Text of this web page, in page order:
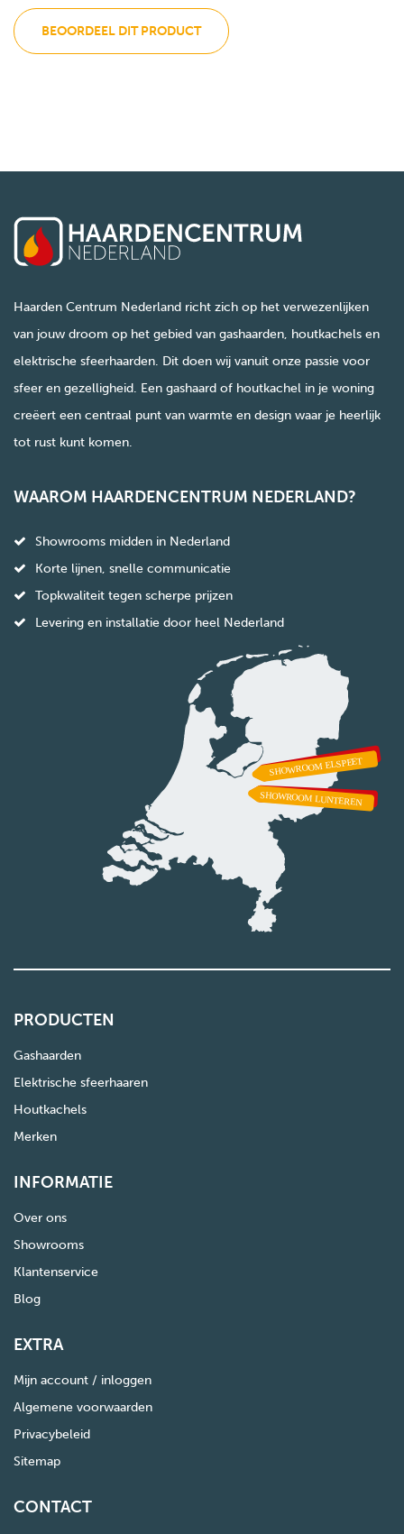
BEOORDEEL DIT PRODUCT
Haarden Centrum Nederland richt zich op het verwezenlijken
van jouw droom op het gebied van gashaarden, houtkachels en
elektrische sfeerhaarden. Dit doen wij vanuit onze passie voor
sfeer en gezelligheid. Een gashaard of houtkachel in je woning
creëert een centraal punt van warmte en design waar je heerlijk
tot rust kunt komen.
WAAROM HAARDENCENTRUM NEDERLAND?
Showrooms midden in Nederland
Korte lijnen, snelle communicatie
Topkwaliteit tegen scherpe prijzen
Levering en installatie door heel Nederland
PRODUCTEN
Gashaarden
Elektrische sfeerhaaren
Houtkachels
Merken
INFORMATIE
Over ons
Showrooms
Klantenservice
Blog
EXTRA
Mijn account / inloggen
Algemene voorwaarden
Privacybeleid
Sitemap
CONTACT